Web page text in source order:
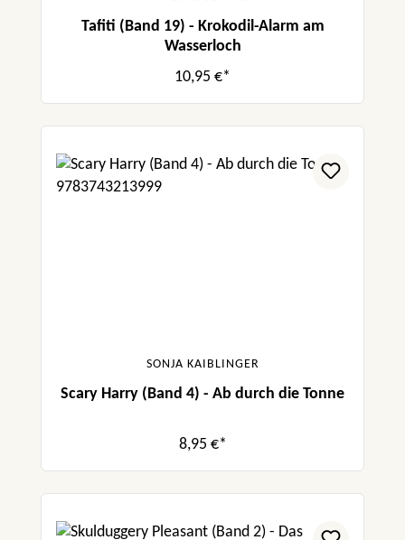
Tafiti (Band 19) - Krokodil-Alarm am
Wasserloch
10,95 €*
SONJA KAIBLINGER
Scary Harry (Band 4) - Ab durch die Tonne
8,95 €*